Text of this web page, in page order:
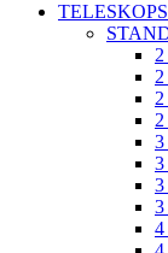
3
3
3
3
4